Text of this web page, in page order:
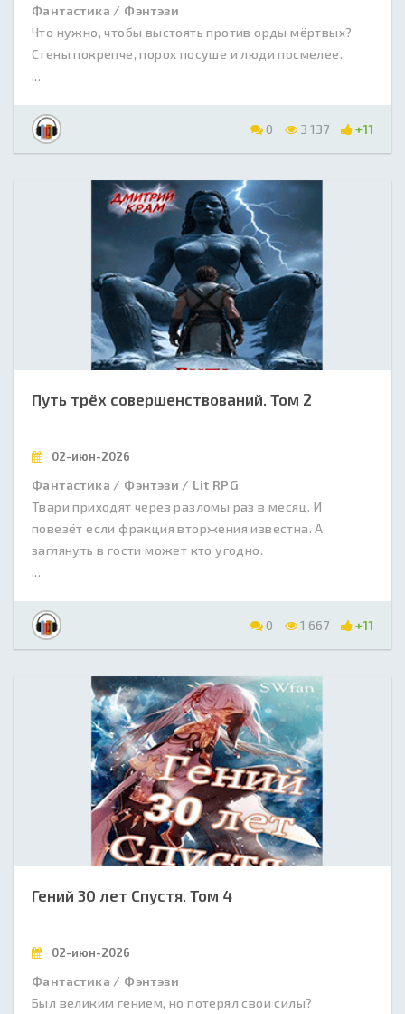
Фантастика / Фэнтэзи
Что нужно, чтобы выстоять против орды мёртвых?
Стены покрепче, порох посуше и люди посмелее.
...
0 3 137 +11
Путь трёх совершенствований. Том 2
02-июн-2026
Фантастика / Фэнтэзи / Lit RPG
Твари приходят через разломы раз в месяц. И
повезёт если фракция вторжения известна. А
заглянуть в гости может кто угодно.
...
0 1 667 +11
Гений 30 лет Спустя. Том 4
02-июн-2026
Фантастика / Фэнтэзи
Был великим гением, но потерял свои силы?